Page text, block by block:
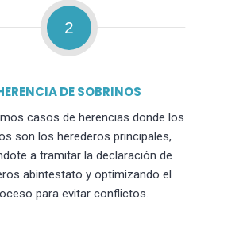
2
DE SOBRINOS
casos de herencias donde los
son los herederos principales,
a tramitar la declaración de
abintestato y optimizando el
para evitar conflictos.